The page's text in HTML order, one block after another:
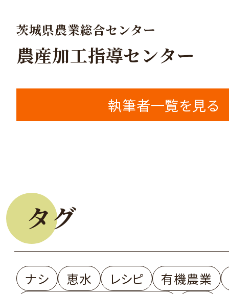
茨城県農業総合センター
農産加工指導センター
執筆者一覧を見る
タグ
ナシ 恵水 レシピ
有機農業